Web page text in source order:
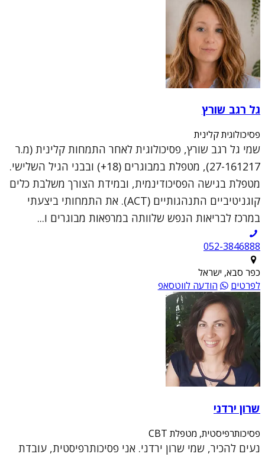
גל רגב שורץ
פסיכולוגית קלינית
שמי גל רגב שורץ, פסיכולוגית לאחר התמחות קלינית (מ.ר
27-161217), מטפלת במבוגרים (18+) ובבני הגיל השלישי.
מטפלת בגישה הפסיכודינמית, ובמידת הצורך משלבת כלים
קוגניטיביים התנהגותיים (ACT). את התמחותי ביצעתי
במרכז לבריאות הנפש שלוותה במרפאות מבוגרים ו...
052-3846888
כפר סבא, ישראל
לפרטים
הודעה לווטסאפ
שרון ירדני
פסיכותרפיסטית, מטפלת CBT
נעים להכיר, שמי שרון ירדני. אני פסיכותרפיסטית, עובדת